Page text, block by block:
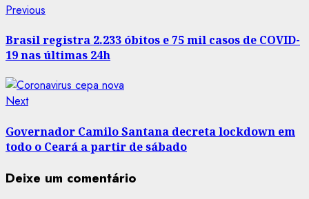
Post
navigation
Previous
Brasil registra 2.233 óbitos e 75 mil casos de COVID-
19 nas últimas 24h
NextNext
Governador Camilo Santana decreta lockdown em
todo o Ceará a partir de sábado
Deixe um comentário